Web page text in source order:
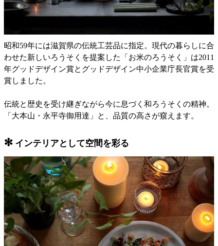
昭和59年には滋賀県の伝統工芸品に指定。現代の暮らしに合
わせた新しいろうそくを提案した「お米のろうそく」は2011
年グッドデザイン賞とグッドデザイン中小企業庁長官賞を受
賞しました。
伝統と歴史を受け継ぎながら今に息づく和ろうそくの精神。
「大本山・永平寺御用達」と、品質の高さが窺えます。
✻ インテリアとして空間を彩る